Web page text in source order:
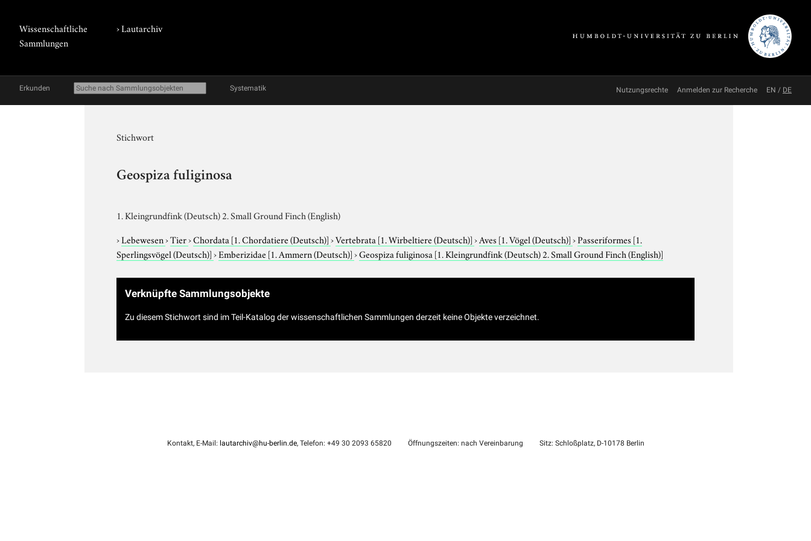
Wissenschaftliche
Sammlungen
›Lautarchiv
Erkunden Systematik Nutzungsrechte Anmelden zur Recherche EN / DE
Stichwort
Geospiza fuliginosa
1. Kleingrundfink (Deutsch) 2. Small Ground Finch (English)
›Lebewesen›Tier›Chordata [1. Chordatiere (Deutsch)]›Vertebrata [1. Wirbeltiere (Deutsch)]›Aves [1. Vögel (Deutsch)]›Passeriformes [1.
Sperlingsvögel (Deutsch)]›Emberizidae [1. Ammern (Deutsch)]›Geospiza fuliginosa [1. Kleingrundfink (Deutsch) 2. Small Ground Finch (English)]
Verknüpfte Sammlungsobjekte
Zu diesem Stichwort sind im Teil-Katalog der wissenschaftlichen Sammlungen derzeit keine Objekte verzeichnet.
Kontakt, E-Mail: lautarchiv@hu-berlin.de, Telefon: +49 30 2093 65820 Öffnungszeiten: nach Vereinbarung Sitz: Schloßplatz, D-10178 Berlin